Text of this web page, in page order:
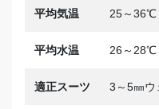
平均気温 25～36℃
平均水温 26～28℃
適正スーツ 3～5㎜ウ